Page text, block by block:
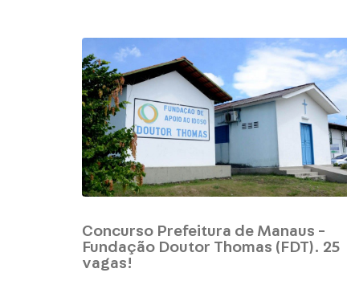
Concurso Prefeitura de Manaus -
Fundação Doutor Thomas (FDT). 25
vagas!